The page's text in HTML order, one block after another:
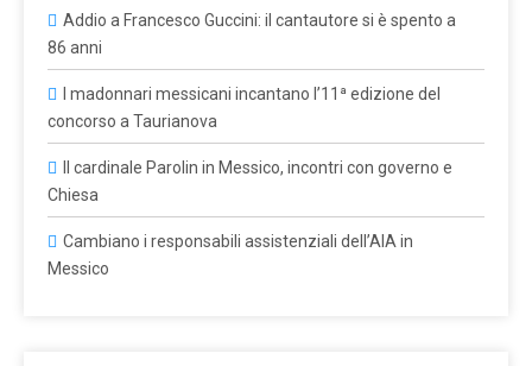
Addio a Francesco Guccini: il cantautore si è spento a
86 anni
I madonnari messicani incantano l’11ª edizione del
concorso a Taurianova
Il cardinale Parolin in Messico, incontri con governo e
Chiesa
Cambiano i responsabili assistenziali dell’AIA in
Messico